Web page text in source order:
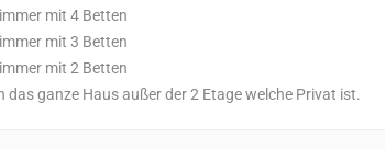
mit 4 Betten
mit 3 Betten
mit 2 Betten
das ganze Haus außer der 2 Etage welche Privat ist.